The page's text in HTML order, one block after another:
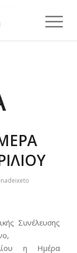
Συνέλευσης
η Ημέρα